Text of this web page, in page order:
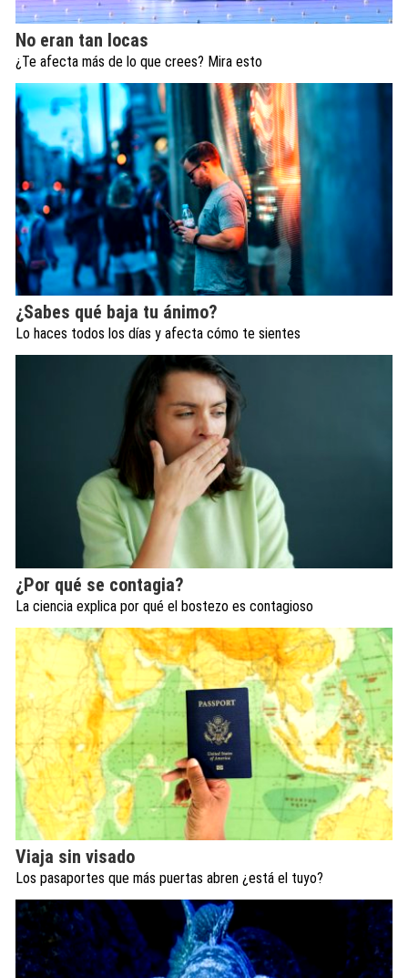
No eran tan locas
¿Te afecta más de lo que crees? Mira esto
¿Sabes qué baja tu ánimo?
Lo haces todos los días y afecta cómo te sientes
¿Por qué se contagia?
La ciencia explica por qué el bostezo es contagioso
Viaja sin visado
Los pasaportes que más puertas abren ¿está el tuyo?